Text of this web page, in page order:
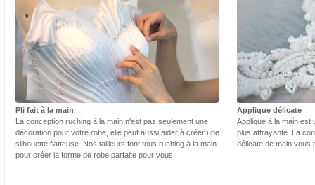
Pli fait à la main
La conception ruching à la main n'est pas seulement une
décoration pour votre robe, elle peut aussi aider à créer une
silhouette flatteuse. Nos tailleurs font tous ruching à la main
pour créer la forme de robe parfaite pour vous.
Applique délicate
Applique à la main est
plus attrayante. La
délicate de main vous